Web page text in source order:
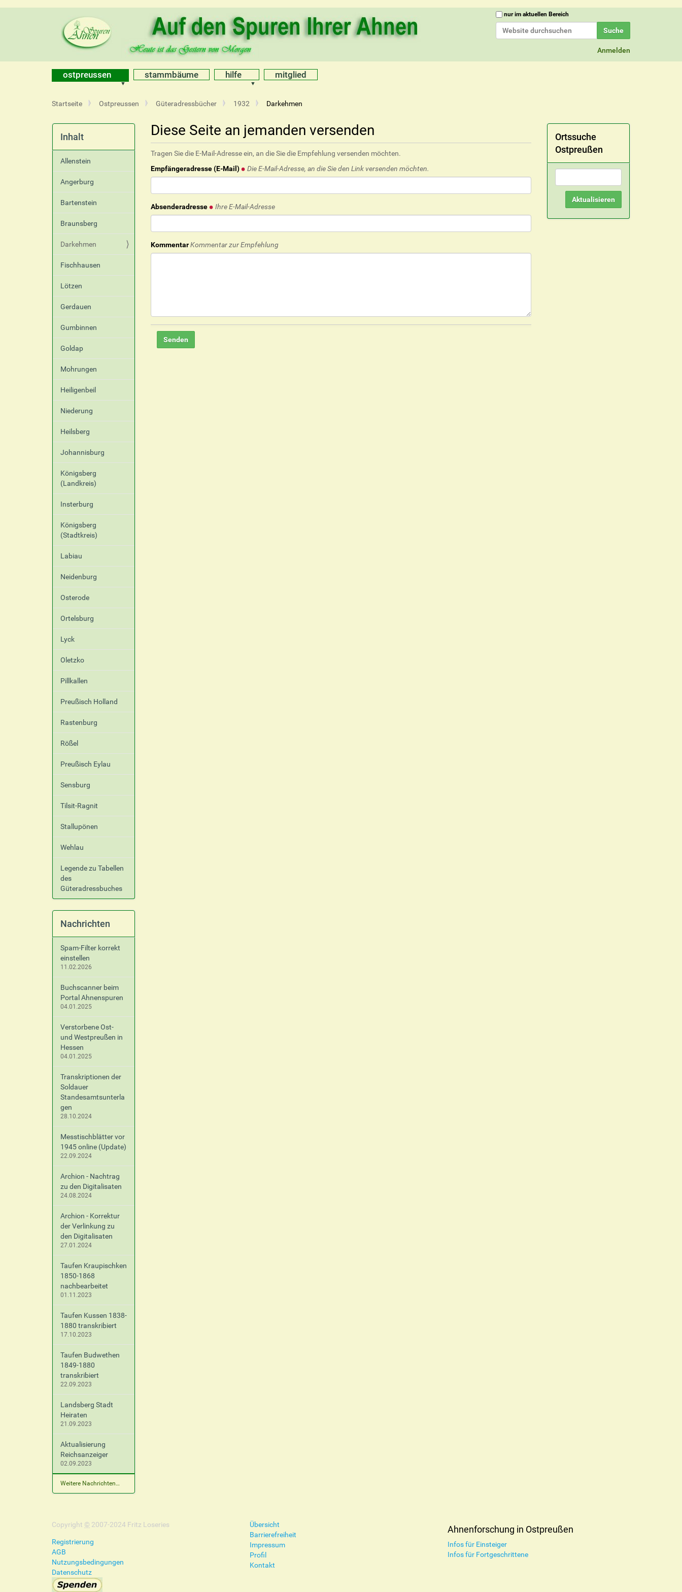
Website durchsuchen
nur im aktuellen Bereich
Anmelden
ostpreussen stammbäume hilfe mitglied
S
e
h
e
Startseite Ostpreussen Güteradressbücher 1932 Darkehmen
Diese Seite an jemanden versenden
Tragen Sie die E-Mail-Adresse ein, an die Sie die Empfehlung versenden möchten.
Empfängeradresse (E-Mail)
Die E-Mail-Adresse, an die Sie den Link versenden möchten.
Absenderadresse Ihre E-Mail-Adresse
KommentarKommentar zur Empfehlung
Inhalt
Allenstein
Angerburg
Bartenstein
Braunsberg
Darkehmen
Fischhausen
Lötzen
Gerdauen
Gumbinnen
Goldap
Mohrungen
Heiligenbeil
Niederung
Heilsberg
Johannisburg
Königsberg
(Landkreis)
Insterburg
Königsberg
(Stadtkreis)
Labiau
Neidenburg
Osterode
Ortelsburg
Lyck
Oletzko
Pillkallen
Preußisch Holland
Rastenburg
Rößel
Preußisch Eylau
Sensburg
Tilsit-Ragnit
Stallupönen
Wehlau
Legende zu Tabellen
des
Güteradressbuches
Nachrichten
Spam-Filter korrekt
einstellen
11.02.2026
Buchscanner beim
Portal Ahnenspuren
04.01.2025
Verstorbene Ost-
und Westpreußen in
Hessen
04.01.2025
Transkriptionen der
Soldauer
Standesamtsunterla
gen
28.10.2024
Messtischblätter vor
1945 online (Update)
22.09.2024
Archion - Nachtrag
zu den Digitalisaten
24.08.2024
Archion - Korrektur
der Verlinkung zu
den Digitalisaten
27.01.2024
Taufen Kraupischken
1850-1868
nachbearbeitet
01.11.2023
Taufen Kussen 1838-
1880 transkribiert
17.10.2023
Taufen Budwethen
1849-1880
transkribiert
22.09.2023
Landsberg Stadt
Heiraten
21.09.2023
Aktualisierung
Reichsanzeiger
02.09.2023
Weitere Nachrichten…
Ortssuche
Ostpreußen
Copyright © 2007-2024 Fritz Loseries
Registrierung
AGB
Nutzungsbedingungen
Datenschutz
Übersicht
Barrierefreiheit
Impressum
Profil
Kontakt
Ahnenforschung in Ostpreußen
Infos für Einsteiger
Infos für Fortgeschrittene